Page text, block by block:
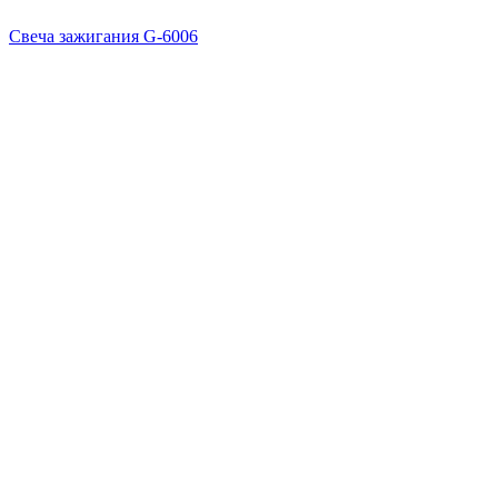
Свеча зажигания G-6006